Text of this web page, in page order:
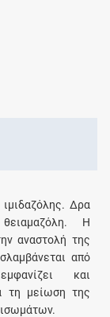
Δρα
Η
αναστολή της
από
και
τη μείωση της